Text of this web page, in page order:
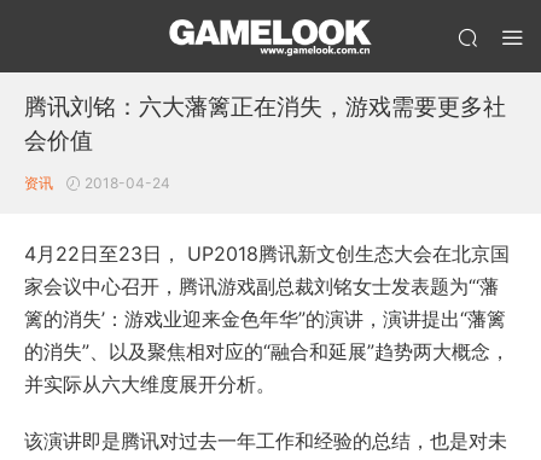
腾讯刘铭：六大藩篱正在消失，游戏需要更多社
会价值
资讯 2018-04-24
4月22日至23日， UP2018腾讯新文创生态大会在北京国
家会议中心召开，腾讯游戏副总裁刘铭女士发表题为“‘藩
篱的消失’：游戏业迎来金色年华”的演讲，演讲提出“藩篱
的消失”、以及聚焦相对应的“融合和延展”趋势两大概念，
并实际从六大维度展开分析。
该演讲即是腾讯对过去一年工作和经验的总结，也是对未